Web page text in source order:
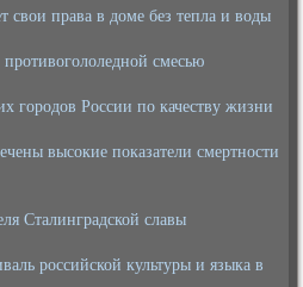
свои права в доме без тепла и воды
смесью
городов России по качеству жизни
высокие показатели смертности
Сталинградской славы
российской культуры и языка в